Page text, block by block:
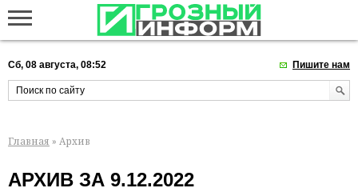
Сб, 08 августа, 08:52 Пишите нам
Главная » Архив
АРХИВ ЗА 9.12.2022